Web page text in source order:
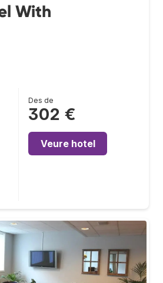
With
Des de
302 €
Veure hotel